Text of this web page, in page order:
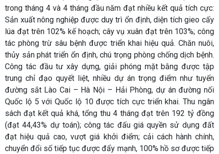
trong tháng 4 và 4 tháng đầu năm đạt nhiều kết quả tích cực:
Sản xuất nông nghiệp được duy trì ổn định, diện tích gieo cấy
lúa đạt trên 102% kế hoạch; cây vụ xuân đạt trên 103%; công
tác phòng trừ sâu bệnh được triển khai hiệu quả. Chăn nuôi,
thủy sản phát triển ổn định, chú trọng phòng chống dịch bệnh.
Công tác đầu tư xây dựng, giải phóng mặt bằng được tập
trung chỉ đạo quyết liệt, nhiều dự án trọng điểm như tuyến
đường sắt Lào Cai – Hà Nội – Hải Phòng, dự án đường nối
Quốc lộ 5 với Quốc lộ 10 được tích cực triển khai. Thu ngân
sách đạt kết quả khá, tổng thu 4 tháng đạt trên 192 tỷ đồng
(đạt 44,43% dự toán); công tác đấu giá quyền sử dụng đất
đạt hiệu quả cao, vượt giá khởi điểm; cải cách hành chính,
chuyển đổi số tiếp tục được đẩy mạnh, 100% hồ sơ được tiếp